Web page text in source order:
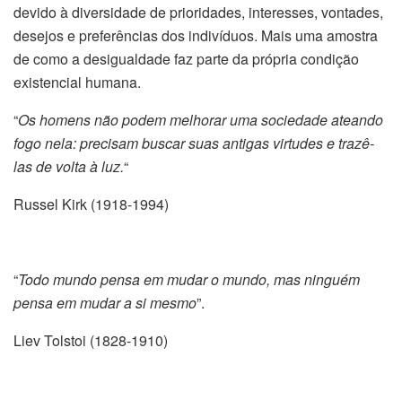
devido à diversidade de prioridades, interesses, vontades,
desejos e preferências dos indivíduos. Mais uma amostra
de como a desigualdade faz parte da própria condição
existencial humana.
“Os homens não podem melhorar uma sociedade ateando
fogo nela: precisam buscar suas antigas virtudes e trazê-
las de volta à luz.“
Russel Kirk (1918-1994)
“Todo mundo pensa em mudar o mundo, mas ninguém
pensa em mudar a si mesmo”.
Liev Tolstoi (1828-1910)